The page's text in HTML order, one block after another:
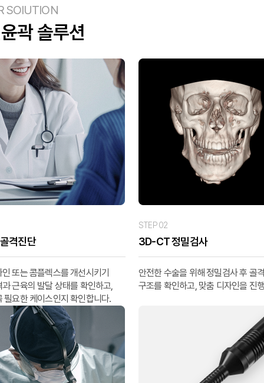
SOlUTION
곽 솔루션
격진단
또는 콤플렉스를 개선시키기
근육의 발달 상태를 확인하고,
필요한 케이스인지 확인합니다.
STEP 02
3D-CT 정밀검사
안전한 수술을 위해 정밀검사 후 골
구조를 확인하고, 맞춤 디자인을 진